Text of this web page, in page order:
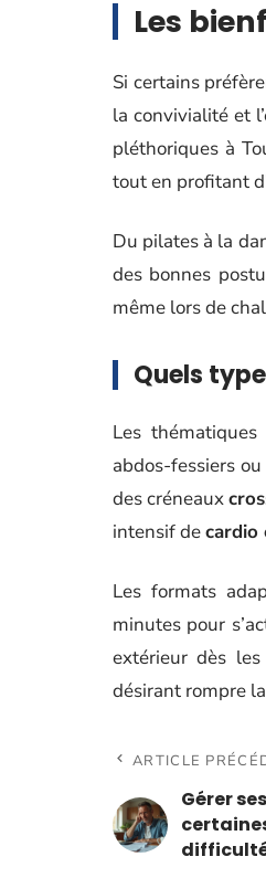
Les
Si certains
la convivialité et
pléthoriques à
tout en profitant
Du pilates à la
des bonnes
même lors de
Quels
Les thématiques
abdos-fessiers
des créneaux
intensif decardio
Les formats
minutes pour
extérieur dès
désirant rompre
ARTICLE
Gérer